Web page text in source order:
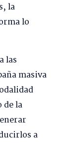
la
lo
las
masiva
de la
a